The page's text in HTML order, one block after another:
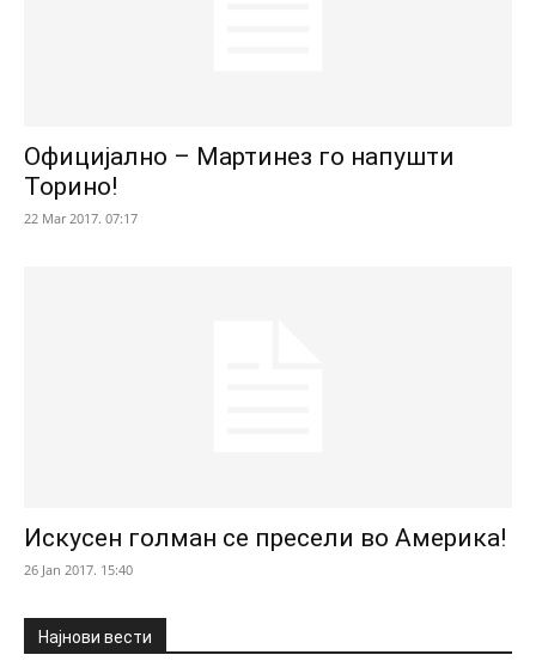
Официјално – Мартинез го напушти
Торино!
22 Mar 2017. 07:17
Искусен голман се пресели во Америка!
26 Jan 2017. 15:40
Најнови вести